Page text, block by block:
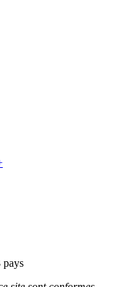
pays